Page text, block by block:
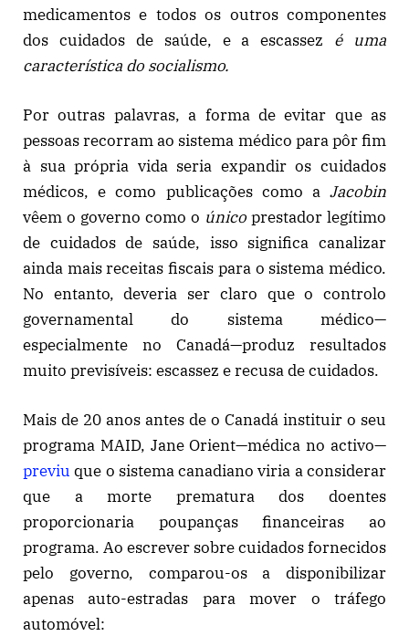
medicamentos e todos os outros componentes
dos cuidados de saúde, e a escassez é uma
característica do socialismo.
Por outras palavras, a forma de evitar que as
pessoas recorram ao sistema médico para pôr fim
à sua própria vida seria expandir os cuidados
médicos, e como publicações como a Jacobin
vêem o governo como o único prestador legítimo
de cuidados de saúde, isso significa canalizar
ainda mais receitas fiscais para o sistema médico.
No entanto, deveria ser claro que o controlo
governamental do sistema médico—
especialmente no Canadá—produz resultados
muito previsíveis: escassez e recusa de cuidados.
Mais de 20 anos antes de o Canadá instituir o seu
programa MAID, Jane Orient—médica no activo—
previu que o sistema canadiano viria a considerar
que a morte prematura dos doentes
proporcionaria poupanças financeiras ao
programa. Ao escrever sobre cuidados fornecidos
pelo governo, comparou-os a disponibilizar
apenas auto-estradas para mover o tráfego
automóvel: